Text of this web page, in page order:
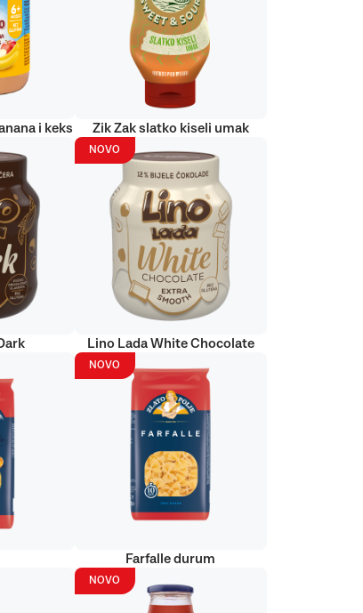
i keks Zik Zak slatko kiseli umak
NOVO
Lino Lada White Chocolate
NOVO
Farfalle durum
NOVO